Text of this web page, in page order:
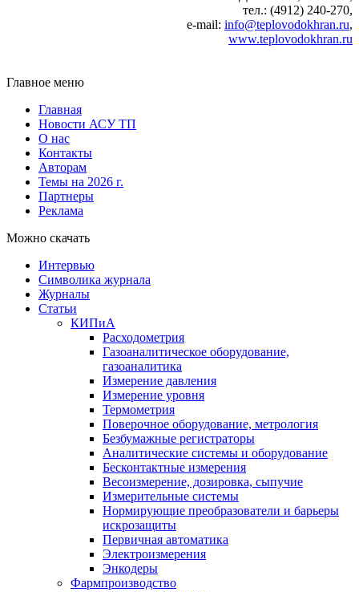
тел.: (4912) 240-270,
e-mail: info@teplovodokhran.ru,
www.teplovodokhran.ru
Главное меню
Главная
Новости АСУ ТП
О нас
Контакты
Авторам
Темы на 2026 г.
Партнеры
Реклама
Можно скачать
Интервью
Символика журнала
Журналы
Статьи
КИПиА
Расходометрия
Газоаналитическое оборудование,
газоаналитика
Измерение давления
Измерение уровня
Термометрия
Поверочное оборудование, метрология
Безбумажные регистраторы
Аналитические системы и оборудование
Бесконтактные измерения
Весоизмерение, дозировка, сыпучие
Измерительные системы
Нормирующие преобразователи и барьеры
искрозащиты
Первичная автоматика
Электроизмерения
Энкодеры
Фармпроизводство